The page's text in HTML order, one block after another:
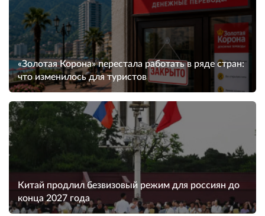
«Золотая Корона» перестала работать в ряде стран:
что изменилось для туристов
Китай продлил безвизовый режим для россиян до
конца 2027 года